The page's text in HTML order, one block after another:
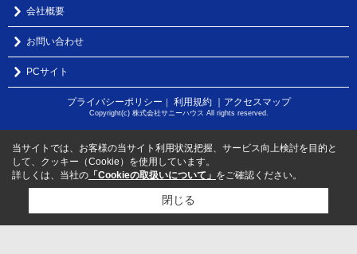
会社概要
お問い合わせ
PCサイト
プライバシーポリシー ｜ 利用規約 ｜アクセスマップ
Copyright(c) 株式会社サニーハウス All rights reserved.
当サイトでは、お客様の当サイト利用状況把握、サービス向上検討を目的と
して、クッキー（Cookie）を使用しています。
詳しくは、当社の 「Cookieの取扱いについて」 をご確認ください。
閉じる